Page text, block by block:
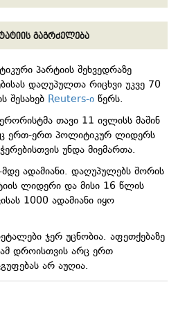
გაგრძელება
პარტიის შეხვედრაზე
დაღუპულთა რიცხვი უკვე 70
შესახებ Reuters-ი წერს.
თავი 11 ივლისს მაშინ
ერთ-ერთ პოლიტიკურ ლიდერს
უნდა მიემართა.
ადამიანი. დაღუპულებს შორის
ლიდერი და მისი 16 წლის
1000 ადამიანი იყო
ჯერ უცნობია. აფეთქებაზე
ამ დროისთვის არც ერთ
არ აუღია.